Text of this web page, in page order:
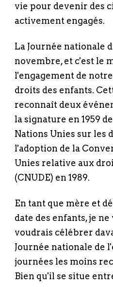
vie pour devenir des
activement engagés.
La Journée nationale
novembre, et c'est le
l'engagement de
droits des enfants.
reconnaît deux
la signature en 1959
Nations Unies sur les
l'adoption de la
Unies relative aux
(CNUDE) en 1989.
En tant que mère et
date des enfants, je
voudrais célébrer
Journée nationale de
journées les moins
Bien qu'il se situe